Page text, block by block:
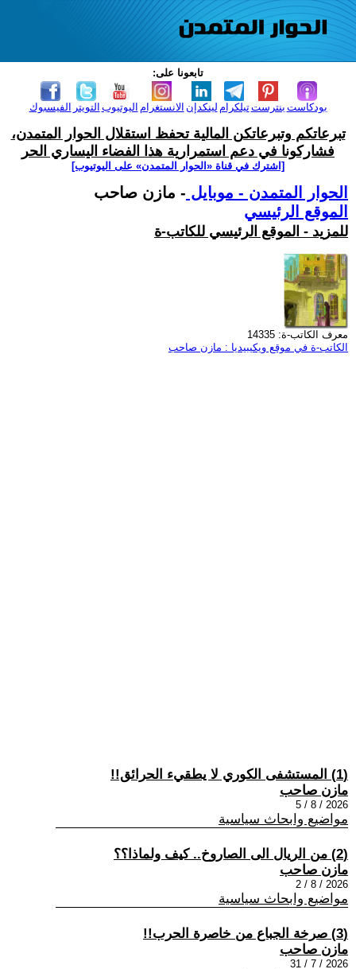
تابعونا على:
الفيسبوك التويتر اليوتيوب الانستغرام لينكدإن تيلكرامبنترست بودكاست
تبرعاتكم وتبرعاتكن المالية تحفظ استقلال الحوار المتمدن،
فشاركونا في دعم استمرارية هذا الفضاء اليساري الحر
[اشترك في قناة ‫«الحوار المتمدن» على اليوتيوب]
الحوار المتمدن - موبايل - مازن صاحب
الموقع الرئيسي
للمزيد - الموقع الرئيسي للكاتب-ة
معرف الكاتب-ة: 14335
الكاتب-ة في موقع ويكيبيديا : مازن صاحب
(1) المستشفى الكوري لا يطقيء الحرائق!!
مازن صاحب
2026 / 8 / 5
مواضيع وابحاث سياسية
(2) من الريال الى الصاروخ.. كيف ولماذا؟؟
مازن صاحب
2026 / 8 / 2
مواضيع وابحاث سياسية
(3) صرخة الجباع من خاصرة الحرب!!
مازن صاحب
2026 / 7 / 31